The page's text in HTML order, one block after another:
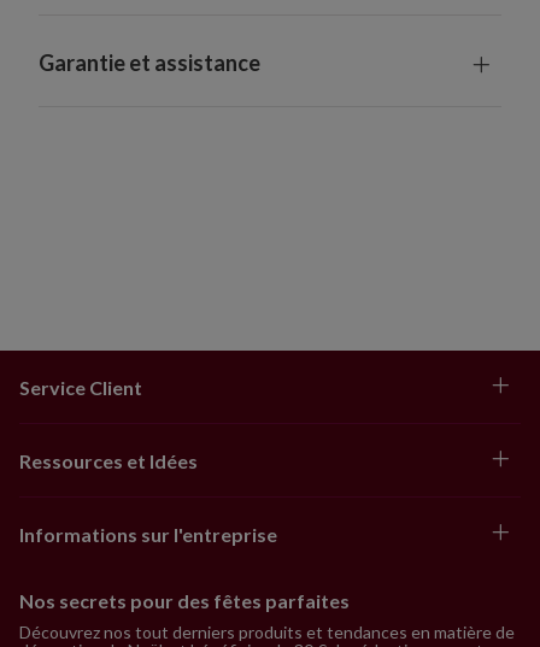
sets pour un sapin de 200 cm, trois pour un sapin de
Garantie et assistance
Service Client
Ressources et Idées
Informations sur l'entreprise
Nos secrets pour des fêtes parfaites
Découvrez nos tout derniers produits et tendances en matière de